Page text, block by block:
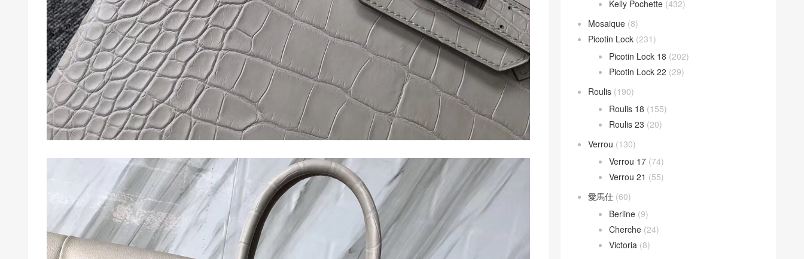
Kelly Pochette (432)
Mosaique (8)
Picotin Lock (231)
Picotin Lock 18 (202)
Picotin Lock 22 (29)
Roulis (190)
Roulis 18 (155)
Roulis 23 (20)
Verrou (130)
Verrou 17 (74)
Verrou 21 (55)
愛馬仕 (60)
Berline (9)
Cherche (24)
Victoria (8)